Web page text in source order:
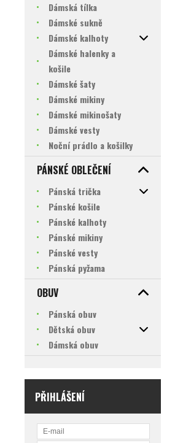
Dámská tílka
Dámské sukně
Dámské kalhoty
Dámské halenky a
košile
Dámské šaty
Dámské mikiny
Dámské mikinošaty
Dámské vesty
Noční prádlo a košilky
PÁNSKÉ OBLEČENÍ
Pánská trička
Pánské košile
Pánské kalhoty
Pánské mikiny
Pánské vesty
Pánská pyžama
OBUV
Pánská obuv
Dětská obuv
Dámská obuv
PŘIHLÁŠENÍ